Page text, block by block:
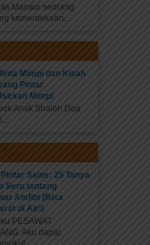
Mansur seorang
kemerdekaan...
Mimpi dan Kisah
Pintar
Mimpi
Anak Shaleh Doa
Sains: 25 Tanya
Seru tentang
Amfibi (Bisa
di Air!)
PESAWAT
Aku dapat